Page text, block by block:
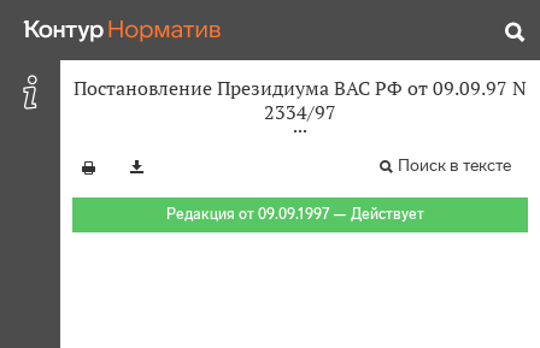
Постановление Президиума ВАС РФ от 09.09.97 N
2334/97
Поиск в тексте
Редакция от 09.09.1997 — Действует